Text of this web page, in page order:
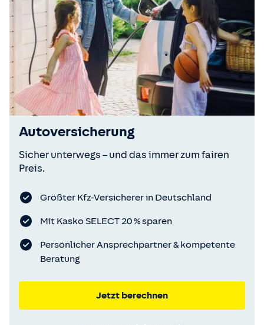
Autoversicherung
Sicher unterwegs – und das immer zum fairen
Preis.
Größter Kfz-Versicherer in Deutschland
Mit Kasko SELECT 20 % sparen
Persönlicher Ansprechpartner & kompetente
Beratung
Jetzt berechnen